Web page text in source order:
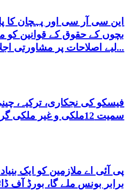
این سی آر سی اور پہچان کا
بچوں کے حقوق کے قوانین کو
لیے اصلاحات پر مشاورتی اجلاس، کتاب...
فیسکو کی نجکاری، ترکیہ،
سمیت 12ملکی و غیر ملکی گروپ میدان میں
پی آئی اے ملازمین کو ایک
برابر بونس ملے گا، بورڈ آف